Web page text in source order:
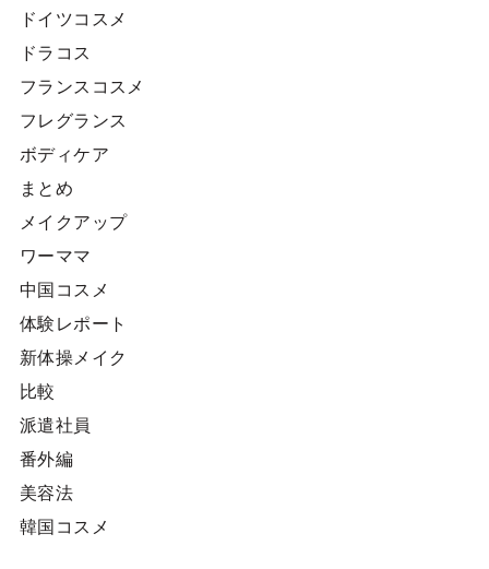
ドイツコスメ
ドラコス
フランスコスメ
フレグランス
ボディケア
まとめ
メイクアップ
ワーママ
中国コスメ
体験レポート
新体操メイク
比較
派遣社員
番外編
美容法
韓国コスメ